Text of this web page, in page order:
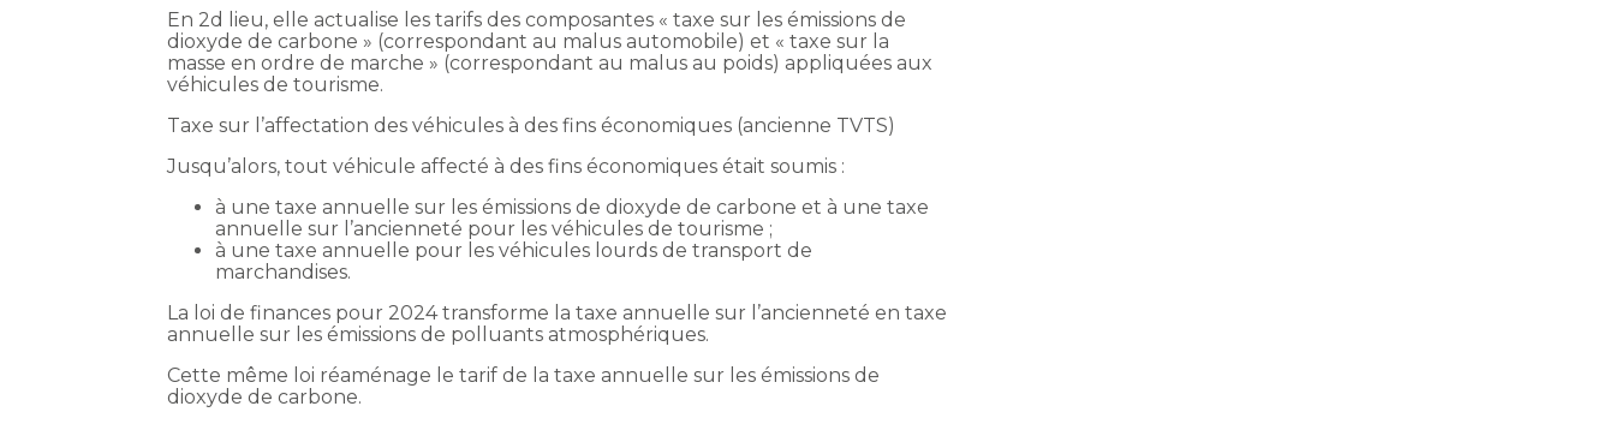
En 2d lieu, elle actualise les tarifs des composantes « taxe sur les émissions de
dioxyde de carbone » (correspondant au malus automobile) et « taxe sur la
masse en ordre de marche » (correspondant au malus au poids) appliquées aux
véhicules de tourisme.
Taxe sur l’affectation des véhicules à des fins économiques (ancienne TVTS)
Jusqu’alors, tout véhicule affecté à des fins économiques était soumis :
à une taxe annuelle sur les émissions de dioxyde de carbone et à une taxe
annuelle sur l’ancienneté pour les véhicules de tourisme ;
à une taxe annuelle pour les véhicules lourds de transport de
marchandises.
La loi de finances pour 2024 transforme la taxe annuelle sur l’ancienneté en taxe
annuelle sur les émissions de polluants atmosphériques.
Cette même loi réaménage le tarif de la taxe annuelle sur les émissions de
dioxyde de carbone.